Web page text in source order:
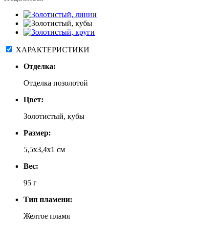
ХАРАКТЕРИСТИКИ
Отделка:
Отделка позолотой
Цвет:
Золотистый, кубы
Размер:
5,5х3,4х1 см
Вес:
95 г
Тип пламени:
Желтое пламя